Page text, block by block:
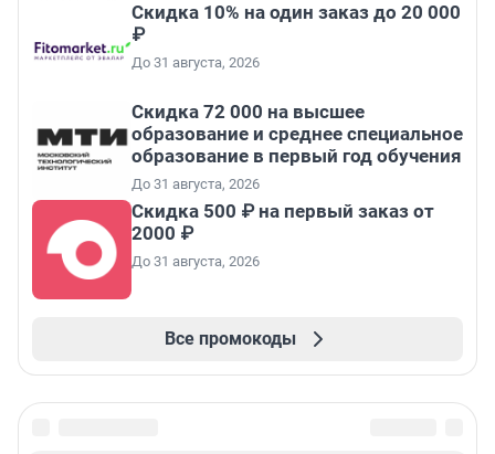
Скидка 10% на один заказ до 20 000
₽
До 31 августа, 2026
Скидка 72 000 на высшее
образование и среднее специальное
образование в первый год обучения
До 31 августа, 2026
Скидка 500 ₽ на первый заказ от
2000 ₽
До 31 августа, 2026
Все промокоды